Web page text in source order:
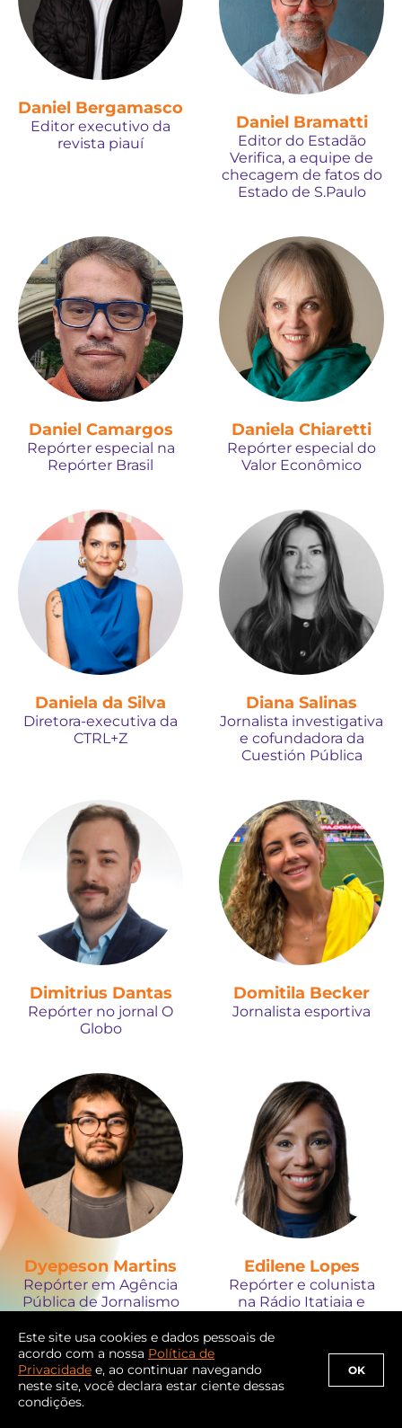
Daniel Bergamasco
Editor executivo da
revista piauí
Daniel Bramatti
Editor do Estadão
Verifica, a equipe de
checagem de fatos do
Estado de S.Paulo
Daniel Camargos
Repórter especial na
Repórter Brasil
Daniela Chiaretti
Repórter especial do
Valor Econômico
Daniela da Silva
Diretora-executiva da
CTRL+Z
Diana Salinas
Jornalista investigativa
e cofundadora da
Cuestión Pública
Dimitrius Dantas
Repórter no jornal O
Globo
Domitila Becker
Jornalista esportiva
Dyepeson Martins
Repórter em Agência
Pública de Jornalismo
Edilene Lopes
Repórter e colunista
na Rádio Itatiaia e
Este site usa cookies e dados pessoais de
acordo com a nossa Política de
Privacidade e, ao continuar navegando
neste site, você declara estar ciente dessas
condições.
OK